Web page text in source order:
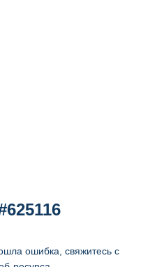
ошибка, свяжитесь с